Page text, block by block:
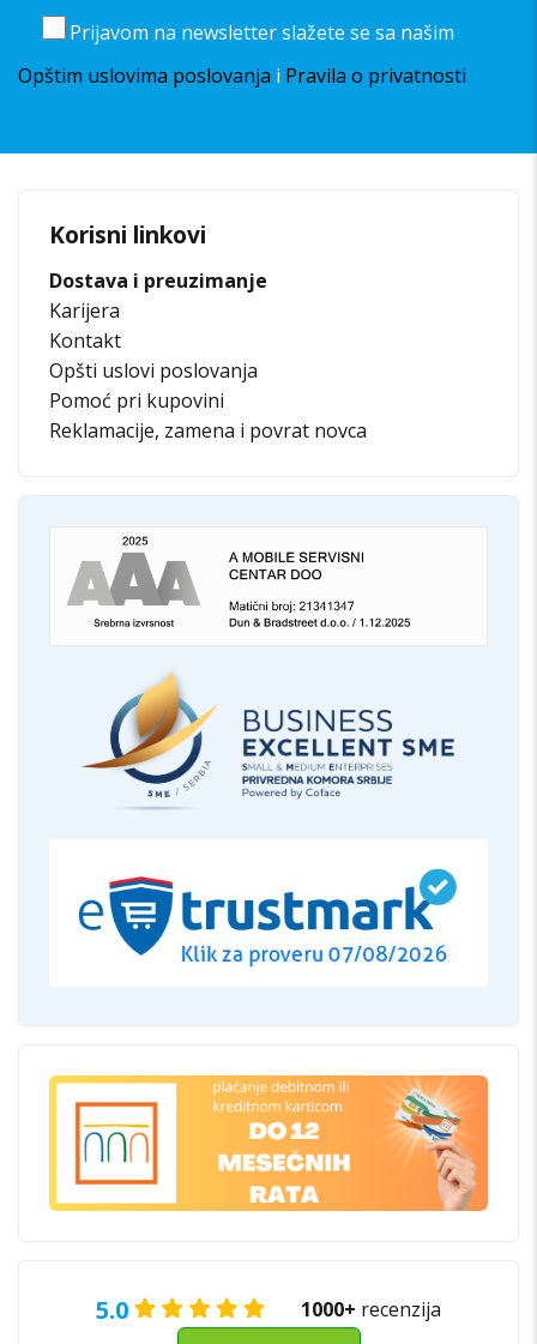
Prijavom na newsletter slažete se sa našim
Opštim uslovima poslovanja i Pravila o privatnosti
Korisni linkovi
Dostava i preuzimanje
Karijera
Kontakt
Opšti uslovi poslovanja
Pomoć pri kupovini
Reklamacije, zamena i povrat novca
5.0 1000+ recenzija